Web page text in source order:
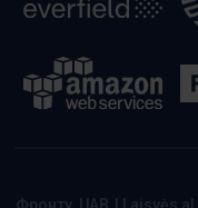
Фронту, UAB Laisvės